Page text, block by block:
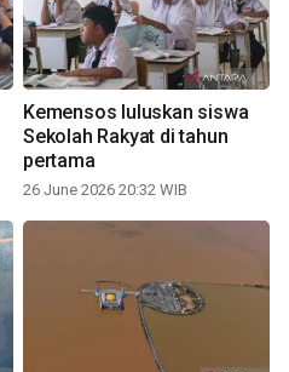
Kemensos luluskan siswa
Sekolah Rakyat di tahun
pertama
26 June 2026 20:32 WIB